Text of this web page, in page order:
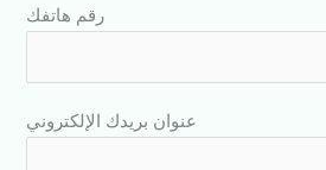
رقم هاتفك
عنوان بريدك الإلكتروني